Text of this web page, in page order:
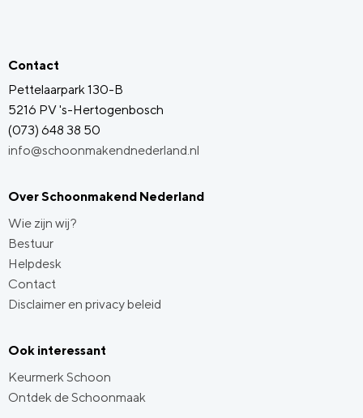
Contact
Pettelaarpark 130-B
5216 PV 's-Hertogenbosch
(073) 648 38 50
info@schoonmakendnederland.nl
Over Schoonmakend Nederland
Wie zijn wij?
Bestuur
Helpdesk
Contact
Disclaimer en privacy beleid
Ook interessant
Keurmerk Schoon
Ontdek de Schoonmaak